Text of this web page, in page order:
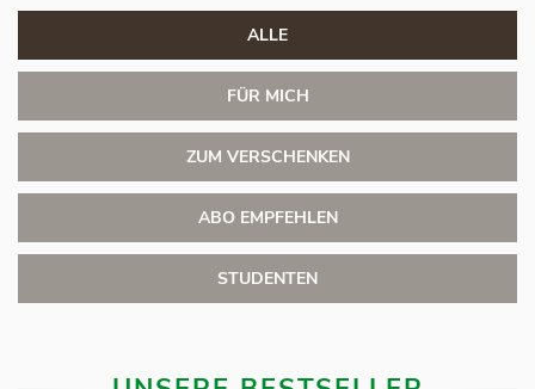
ALLE
FÜR MICH
ZUM VERSCHENKEN
ABO EMPFEHLEN
STUDENTEN